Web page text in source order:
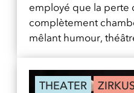
employé que la perte
complètement
mêlant humour,
THEATER